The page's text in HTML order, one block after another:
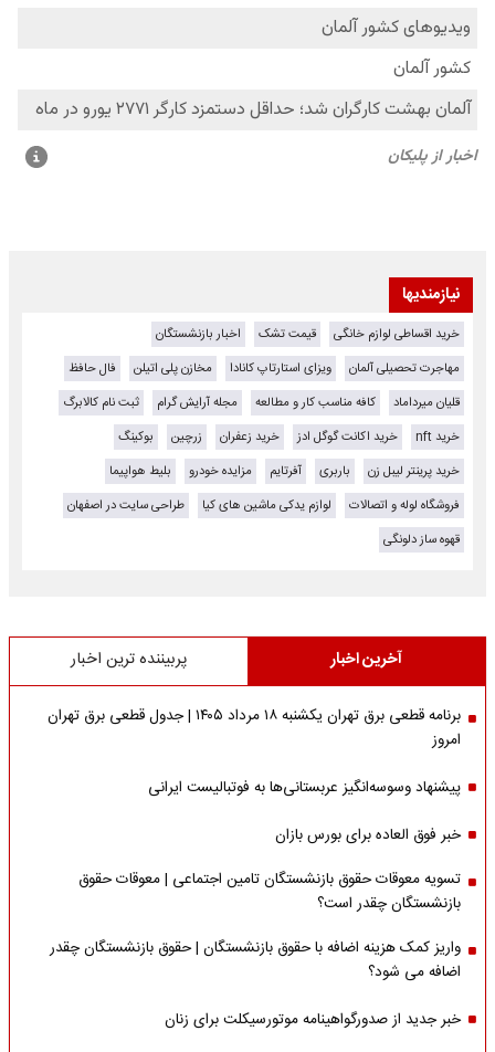
نیازمندیها
خرید اقساطی لوازم خانگی قیمت تشک
اخبار بازنشستگان
مهاجرت تحصیلی آلمان
ویزای استارتاپ کانادا مخازن پلی اتیلن
فال حافظ
قلیان میرداماد
کافه مناسب کار و مطالعه مجله آرایش گرام
ثبت نام کالابرگ
خرید nft
خرید اکانت گوگل ادز خرید زعفران زرچین
بوکینگ
خرید پرینتر لیبل زن
باربری آفرتایم مزایده خودرو
بلیط هواپیما
فروشگاه لوله و اتصالات
لوازم یدکی ماشین های کیا
طراحی سایت در اصفهان
قهوه ساز دلونگی
آخرین اخبار پربیننده ترین اخبار
برنامه قطعی برق تهران یکشنبه ۱۸ مرداد ۱۴۰۵ | جدول قطعی برق تهران
امروز
پیشنهاد وسوسه‌انگیز عربستانی‌ها به فوتبالیست ایرانی
خبر فوق العاده برای بورس بازان
تسویه معوقات حقوق بازنشستگان تامین اجتماعی | معوقات حقوق
بازنشستگان چقدر است؟
واریز کمک هزینه اضافه با حقوق بازنشستگان | حقوق بازنشستگان چقدر
اضافه می شود؟
خبر جدید از صدورگواهینامه موتورسیکلت برای زنان